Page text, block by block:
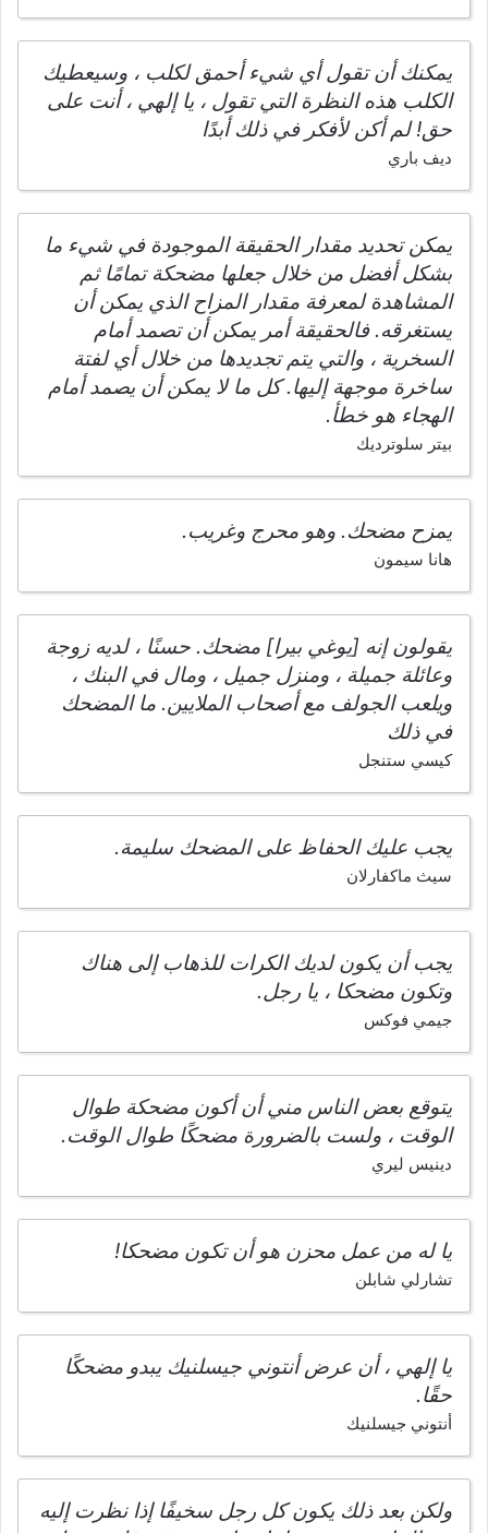
يمكنك أن تقول أي شيء أحمق لكلب ، وسيعطيك
الكلب هذه النظرة التي تقول ، يا إلهي ، أنت على
حق! لم أكن لأفكر في ذلك أبدًا
ديف باري
يمكن تحديد مقدار الحقيقة الموجودة في شيء ما
بشكل أفضل من خلال جعلها مضحكة تمامًا ثم
المشاهدة لمعرفة مقدار المزاح الذي يمكن أن
يستغرقه. فالحقيقة أمر يمكن أن تصمد أمام
السخرية ، والتي يتم تجديدها من خلال أي لفتة
ساخرة موجهة إليها. كل ما لا يمكن أن يصمد أمام
الهجاء هو خطأ.
بيتر سلوترديك
يمزح مضحك. وهو محرج وغريب.
هانا سيمون
يقولون إنه [يوغي بيرا] مضحك. حسنًا ، لديه زوجة
وعائلة جميلة ، ومنزل جميل ، ومال في البنك ،
ويلعب الجولف مع أصحاب الملايين. ما المضحك
في ذلك
كيسي ستنجل
يجب عليك الحفاظ على المضحك سليمة.
سيث ماكفارلان
يجب أن يكون لديك الكرات للذهاب إلى هناك
وتكون مضحكا ، يا رجل.
جيمي فوكس
يتوقع بعض الناس مني أن أكون مضحكة طوال
الوقت ، ولست بالضرورة مضحكًا طوال الوقت.
دينيس ليري
يا له من عمل محزن هو أن تكون مضحكا!
تشارلي شابلن
يا إلهي ، أن عرض أنتوني جيسلنيك يبدو مضحكًا
حقًا.
أنتوني جيسلنيك
ولكن بعد ذلك يكون كل رجل سخيفًا إذا نظرت إليه